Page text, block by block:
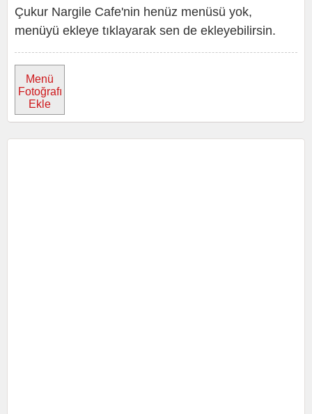
Çukur Nargile Cafe'nin henüz menüsü yok,
menüyü ekleye tıklayarak sen de ekleyebilirsin.
Menü
Fotoğrafı
Ekle